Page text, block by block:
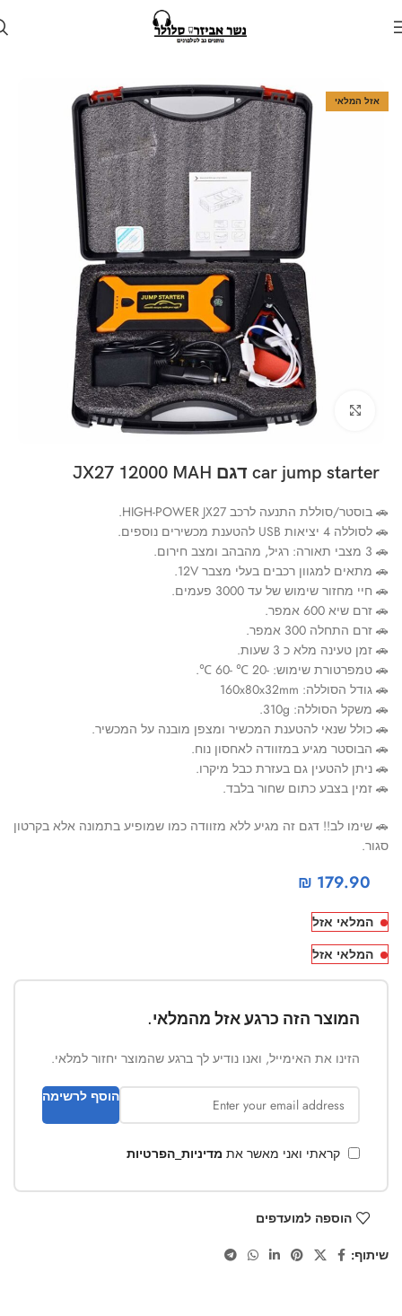
בוסטר התנעה לרכב
אזל המלאי
Click to enlarge
car jump starter דגם JX27 12000 MAH
🚗 בוסטר/סוללת התנעה לרכב HIGH-POWER JX27.
🚗 לסוללה 4 יציאות USB להטענת מכשירים נוספים.
🚗 3 מצבי תאורה: רגיל, מהבהב ומצב חירום.
🚗 מתאים למגוון רכבים בעלי מצבר 12V.
🚗 חיי מחזור שימוש של עד 3000 פעמים.
🚗 זרם שיא 600 אמפר.
🚗 זרם התחלה 300 אמפר.
🚗 זמן טעינה מלא כ 3 שעות.
🚗 טמפרטורת שימוש: -20 ℃ -60 ℃.
🚗 גודל הסוללה: 160x80x32mm
🚗 משקל הסוללה: 310g.
🚗 כולל שנאי להטענת המכשיר ומצפן מובנה על המכשיר.
🚗 הבוסטר מגיע במזוודה לאחסון נוח.
🚗 ניתן להטעין גם בעזרת כבל מיקרו.
🚗 זמין בצבע כתום שחור בלבד.
🚗 שימו לב!! דגם זה מגיע ללא מזוודה כמו שמופיע בתמונה אלא בקרטון
סגור.
₪ 179.90
המלאי אזל
המלאי אזל
המוצר הזה כרגע אזל מהמלאי.
הזינו את האימייל, ואנו נודיע לך ברגע שהמוצר יחזור למלאי.
הוסף לרשימה
קראתי ואני מאשר את מדיניות_הפרטיות
הוספה למועדפים
שיתוף: